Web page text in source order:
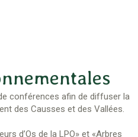
conférences afin de diffuser la
des Causses et des Vallées.
d’Os de la LPO» et «Arbres